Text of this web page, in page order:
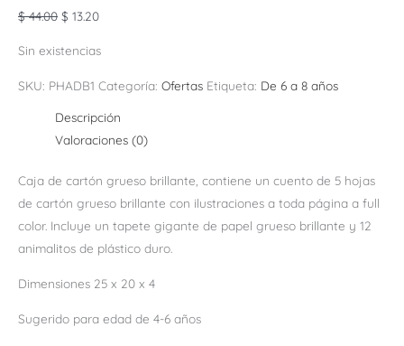
$44.00 $ 13.20
Sin existencias
SKU: PHADB1 Categoría: Ofertas Etiqueta: De 6 a 8 años
Descripción
Valoraciones (0)
Caja de cartón grueso brillante, contiene un cuento de 5 hojas
de cartón grueso brillante con ilustraciones a toda página a full
color. Incluye un tapete gigante de papel grueso brillante y 12
animalitos de plástico duro.
Dimensiones 25 x 20 x 4
Sugerido para edad de 4-6 años